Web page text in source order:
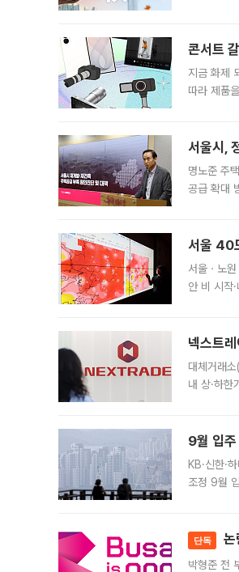
콘서트
지금 화제
따라 제품
서울시,
명노준 주
공급 확대
서울 40
서울ㆍ노
안 비 시작
넥스트
대체거래
내 상·하
9월 입
KB·신한·
조정 9월
단독
박형준 전